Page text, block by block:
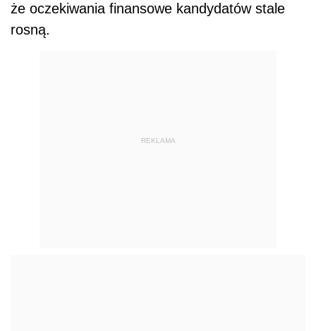
że oczekiwania finansowe kandydatów stale
rosną.
REKLAMA